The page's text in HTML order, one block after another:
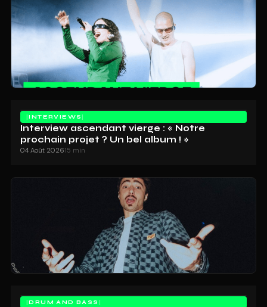
INTERVIEWS
Interview ascendant vierge : « Notre
prochain projet ? Un bel album ! »
04 Août 202615 min
DRUM AND BASS